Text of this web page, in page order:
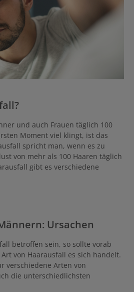
und auch Frauen täglich 100
Moment viel klingt, ist das
spricht man, wenn es zu
von mehr als 100 Haaren täglich
gibt es verschiedene
Ursachen
betroffen sein, so sollte vorab
von Haarausfall es sich handelt.
verschiedene Arten von
die unterschiedlichsten